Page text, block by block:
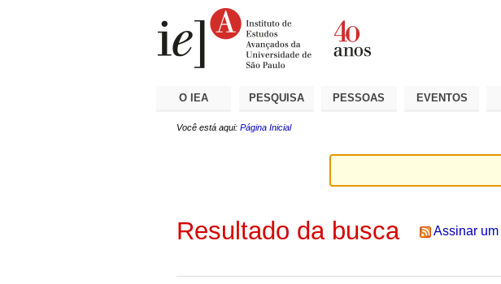
O IEA PESQUISA PESSOAS EVENTOS
Você está aqui: Página Inicial
Resultado da busca Assinar